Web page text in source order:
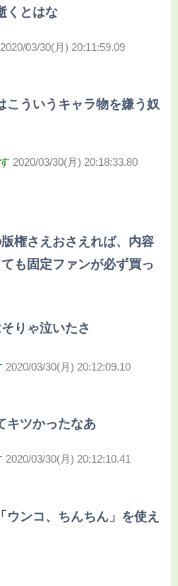
くとはな
2020/03/30(月) 20:11:59.09
こういうキャラ物を嫌う奴
2020/03/30(月) 20:18:33.80
権さえおさえれば、内容
も固定ファンが必ず買っ
りゃ泣いたさ
2020/03/30(月) 20:12:09.10
キツかったなあ
2020/03/30(月) 20:12:10.41
ウンコ、ちんちん」を使え